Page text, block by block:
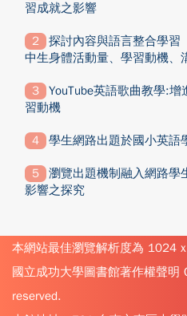
習成就之影響
探討內容與語言整合學習
中生身體活動量、學習動機、
YouTube英語歌曲教學:
習動機
學生網路出題於國小英語
瀏覽出題機制融入網路學
影響之探究
本網站最佳瀏覽解析度為 1024
國立成功大學圖書館著作權聲
reserved.